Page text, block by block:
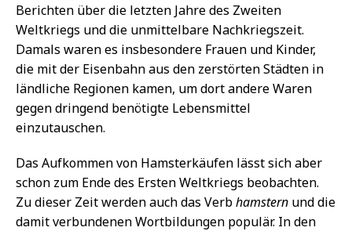
Berichten über die letzten Jahre des Zweiten
Weltkriegs und die unmittelbare Nachkriegszeit.
Damals waren es insbesondere Frauen und Kinder,
die mit der Eisenbahn aus den zerstörten Städten in
ländliche Regionen kamen, um dort andere Waren
gegen dringend benötigte Lebensmittel
einzutauschen.
Das Aufkommen von Hamsterkäufen lässt sich aber
schon zum Ende des Ersten Weltkriegs beobachten.
Zu dieser Zeit werden auch das Verbhamstern und die
damit verbundenen Wortbildungen populär. In den